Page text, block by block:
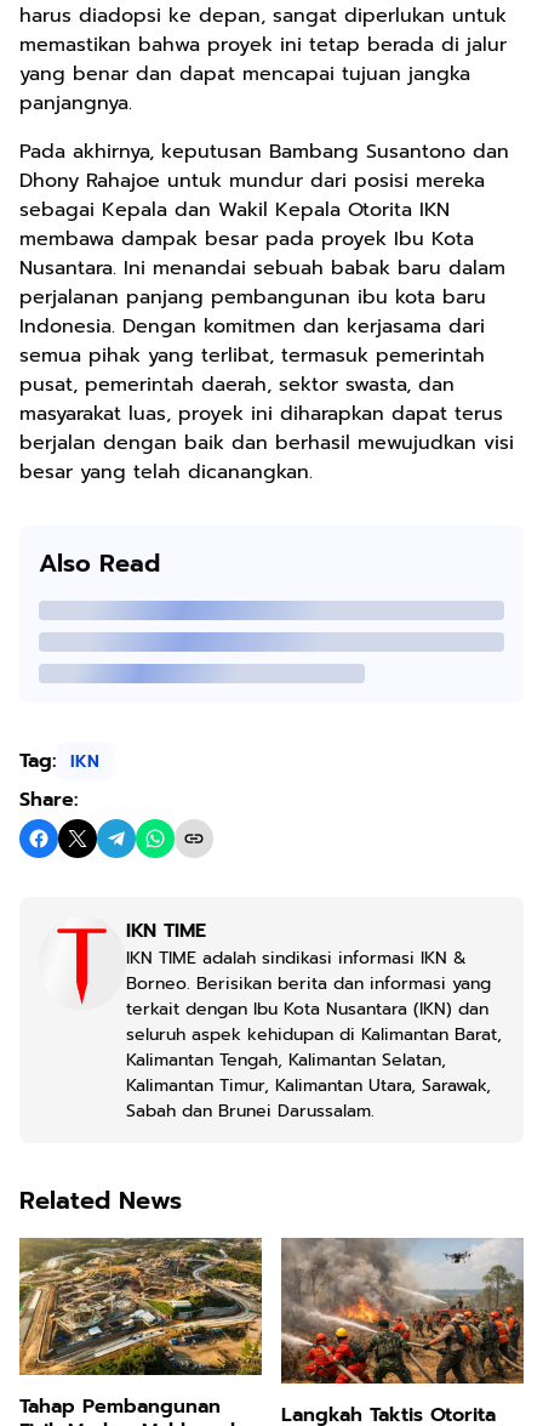
harus diadopsi ke depan, sangat diperlukan untuk
memastikan bahwa proyek ini tetap berada di jalur
yang benar dan dapat mencapai tujuan jangka
panjangnya.
Pada akhirnya, keputusan Bambang Susantono dan
Dhony Rahajoe untuk mundur dari posisi mereka
sebagai Kepala dan Wakil Kepala Otorita IKN
membawa dampak besar pada proyek Ibu Kota
Nusantara. Ini menandai sebuah babak baru dalam
perjalanan panjang pembangunan ibu kota baru
Indonesia. Dengan komitmen dan kerjasama dari
semua pihak yang terlibat, termasuk pemerintah
pusat, pemerintah daerah, sektor swasta, dan
masyarakat luas, proyek ini diharapkan dapat terus
berjalan dengan baik dan berhasil mewujudkan visi
besar yang telah dicanangkan.
Also Read
Tag: IKN
Share:
IKN TIME
IKN TIME adalah sindikasi informasi IKN &
Borneo. Berisikan berita dan informasi yang
terkait dengan Ibu Kota Nusantara (IKN) dan
seluruh aspek kehidupan di Kalimantan Barat,
Kalimantan Tengah, Kalimantan Selatan,
Kalimantan Timur, Kalimantan Utara, Sarawak,
Sabah dan Brunei Darussalam.
Related News
Tahap Pembangunan
Langkah Taktis Otorita